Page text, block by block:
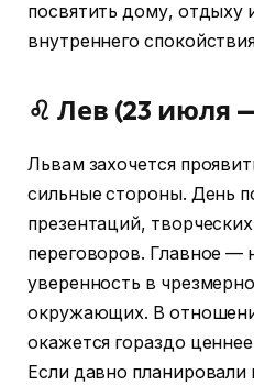
посвятить дому, отдыху
внутреннего
♌ Лев (23 июля
Львам захочется
сильные стороны. День
презентаций,
переговоров. Главное —
уверенность в
окружающих. В
окажется гораздо
Если давно